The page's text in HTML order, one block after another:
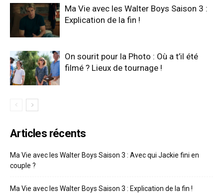
Ma Vie avec les Walter Boys Saison 3 :
Explication de la fin !
On sourit pour la Photo : Où a t’il été
filmé ? Lieux de tournage !
Articles récents
Ma Vie avec les Walter Boys Saison 3 : Avec qui Jackie fini en
couple ?
Ma Vie avec les Walter Boys Saison 3 : Explication de la fin !